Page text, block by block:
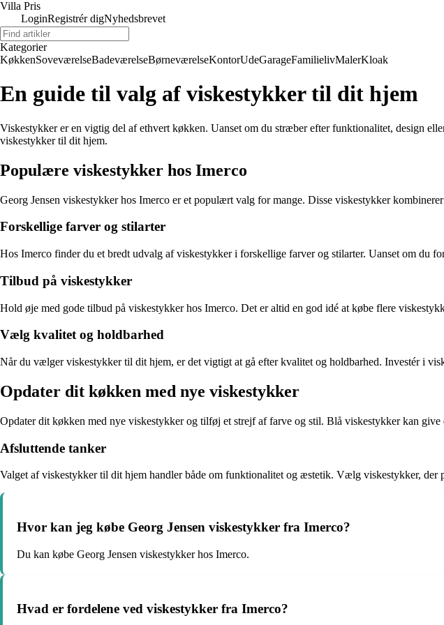
Villa Pris
LoginRegistrér digNyhedsbrevet
Kategorier
KøkkenSoveværelseBadeværelseBørneværelseKontorUdeGarageFamilielivMalerKloak
En guide til valg af viskestykker til dit hjem
Viskestykker er en vigtig del af ethvert køkken. Uanset om du stræber efter funktionalitet, design
viskestykker til dit hjem.
Populære viskestykker hos Imerco
Georg Jensen viskestykker hos Imerco er et populært valg for mange. Disse viskestykker
Forskellige farver og stilarter
Hos Imerco finder du et bredt udvalg af viskestykker i forskellige farver og stilarter. Uanset om du
Tilbud på viskestykker
Hold øje med gode tilbud på viskestykker hos Imerco. Det er altid en god idé at købe flere
Vælg kvalitet og holdbarhed
Når du vælger viskestykker til dit hjem, er det vigtigt at gå efter kvalitet og holdbarhed. Investér i
Opdater dit køkken med nye viskestykker
Opdater dit køkken med nye viskestykker og tilføj et strejf af farve og stil. Blå viskestykker kan
Afsluttende tanker
Valget af viskestykker til dit hjem handler både om funktionalitet og æstetik. Vælg viskestykker,
Hvor kan jeg købe Georg Jensen viskestykker fra Imerco?
Du kan købe Georg Jensen viskestykker hos Imerco.
Hvad er fordelene ved viskestykker fra Imerco?